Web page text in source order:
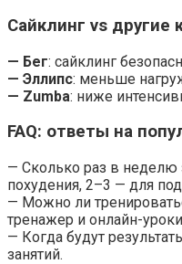
Сайклинг vs другие
— Бег: сайклинг
— Эллипс: меньше
— Zumba: ниже
FAQ: ответы на
— Сколько раз в неделю
похудения, 2–3 — для
— Можно ли
тренажер и онлайн-
— Когда будут
занятий.